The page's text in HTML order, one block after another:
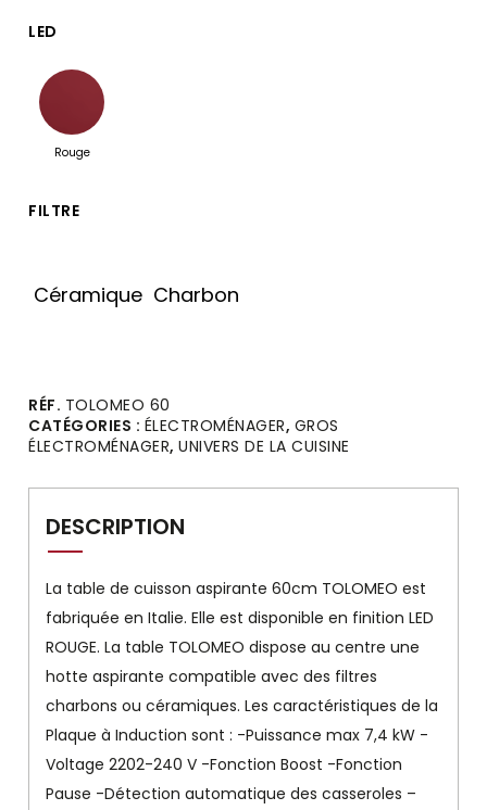
LED
Rouge
FILTRE
Céramique Charbon
Alternative:
RÉF. TOLOMEO 60
CATÉGORIES : ÉLECTROMÉNAGER, GROS
ÉLECTROMÉNAGER,UNIVERS DE LA CUISINE
DESCRIPTION
La table de cuisson aspirante 60cm TOLOMEO est
fabriquée en Italie. Elle est disponible en finition LED
ROUGE. La table TOLOMEO dispose au centre une
hotte aspirante compatible avec des filtres
charbons ou céramiques. Les caractéristiques de la
Plaque à Induction sont : -Puissance max 7,4 kW -
Voltage 2202-240 V -Fonction Boost -Fonction
Pause -Détection automatique des casseroles –